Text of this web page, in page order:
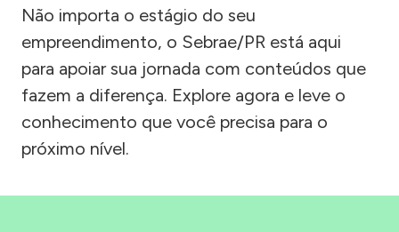
Não importa o estágio do seu
empreendimento, o Sebrae/PR está aqui
para apoiar sua jornada com conteúdos que
fazem a diferença. Explore agora e leve o
conhecimento que você precisa para o
próximo nível.